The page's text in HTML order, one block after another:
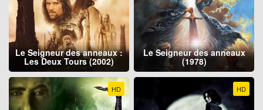
Le Seigneur des anneaux :
Les Deux Tours (2002)
Le Seigneur des anneaux
(1978)
HD HD